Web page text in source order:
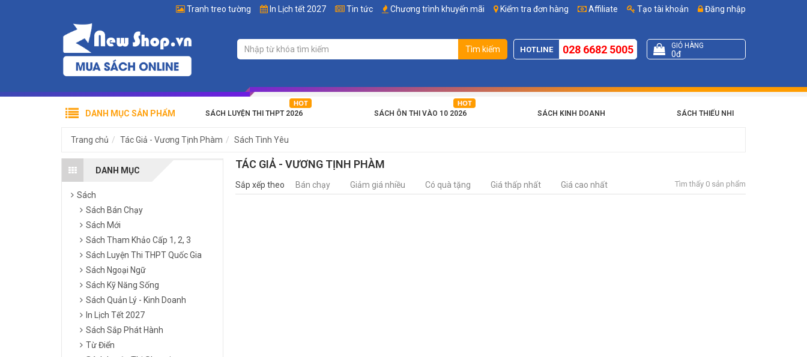
Affiliate Tạo tài khoản Đăng nhập
Tranh treo tường In Lịch tết 2027 Tin tức Chương trình khuyến mãi Kiểm tra đơn hàng
Tìm kiếm HOTLINE 028 6682 5005 GIỎ HÀNG
0đ
SÁCH LUYỆN THI THPT 2026 SÁCH ÔN THI VÀO 10 2026 SÁCH KINH DOANH SÁCH THIẾU NHI
DANH MỤC SẢN PHẨM
Trang chủ Tác Giả - Vương Tịnh Phàm Sách Tình Yêu
DANH MỤC
Sách
Sách Bán Chạy
Sách Mới
Sách Tham Khảo Cấp 1, 2, 3
Sách Luyện Thi THPT Quốc Gia
Sách Ngoại Ngữ
Sách Kỹ Năng Sống
Sách Quản Lý - Kinh Doanh
In Lịch Tết 2027
Sách Sắp Phát Hành
Từ Điển
TÁC GIẢ - VƯƠNG TỊNH PHÀM
Sắp xếp theo Bán chạy Giảm giá nhiều Có quà tặng Giá thấp nhất Giá cao nhất Tìm thấy 0 sản phẩm